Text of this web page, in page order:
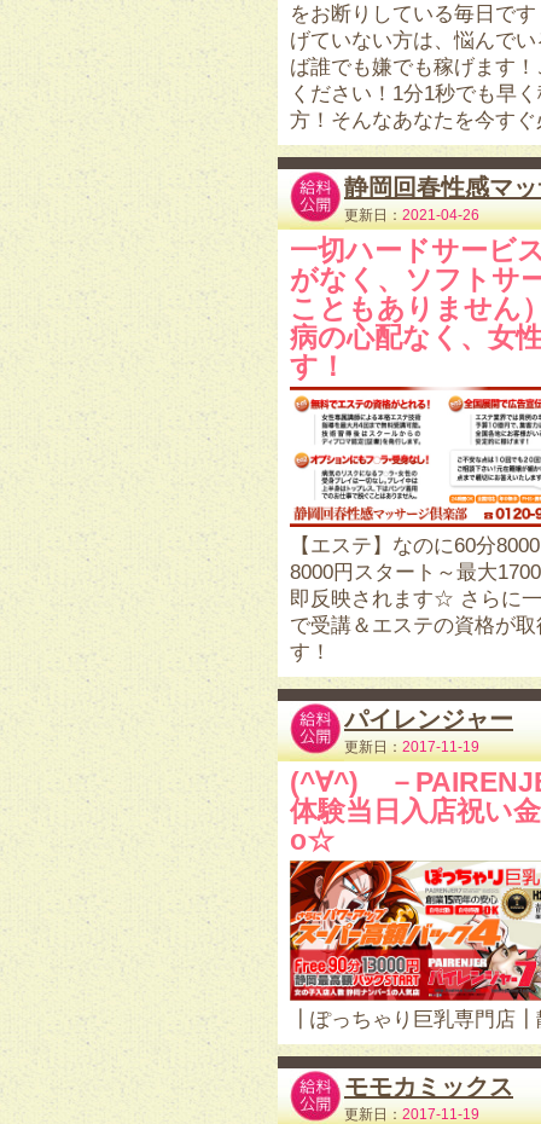
をお断りしている毎日で
げていない方は、悩んで
ば誰でも嫌でも稼げます
ください！1分1秒でも早
方！そんなあなたを今す
静岡回春性感マ
更新日：2021-04-26
一切ハードサービ
がなく、ソフトサ
こともありません
病の心配なく、女
す！
【エステ】なのに60分
8000円スタート～最大
即反映されます☆ さらに
で受講＆エステの資格が
す！
パイレンジャー
更新日：2017-11-19
(^∀^)ゞ－
体験当日入店祝い
o☆
┃ぽっちゃり巨乳専門店
モモカミックス
更新日：2017-11-19